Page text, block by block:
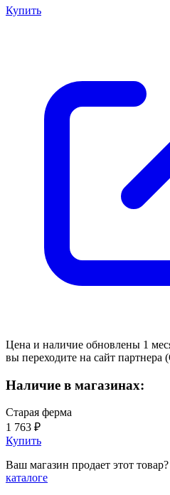
Купить
Цена и наличие обновлены 1
вы переходите на сайт партнера
Наличие в магазинах:
Старая ферма
1 763 ₽
Купить
Ваш магазин продает этот товар?
каталоге